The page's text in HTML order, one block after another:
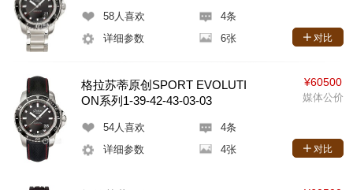
58人喜欢
4条
详细参数
6张 对比
格拉苏蒂原创SPORT EVOLUTI
ON系列1-39-42-43-03-03
54人喜欢
4条
详细参数
4张
¥60500
媒体公价
对比